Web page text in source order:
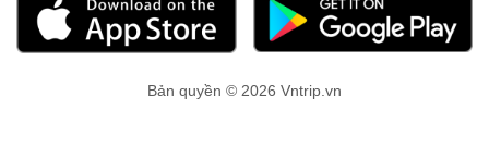
Bản quyền © 2026 Vntrip.vn